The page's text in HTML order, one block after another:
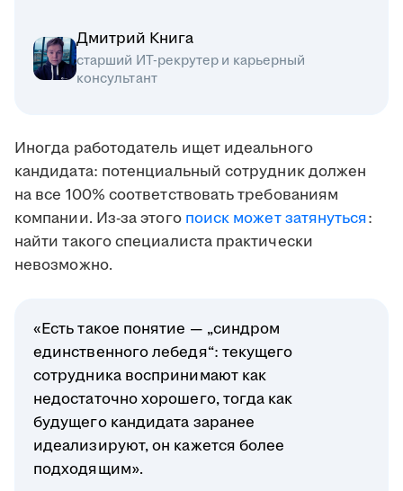
Дмитрий Книга
старший ИТ-рекрутер и карьерный
консультант
Иногда работодатель ищет идеального
кандидата: потенциальный сотрудник должен
на все 100% соответствовать требованиям
компании. Из-за этого поиск может затянуться:
найти такого специалиста практически
невозможно.
«Есть такое понятие — „синдром
единственного лебедя“: текущего
сотрудника воспринимают как
недостаточно хорошего, тогда как
будущего кандидата заранее
идеализируют, он кажется более
подходящим».